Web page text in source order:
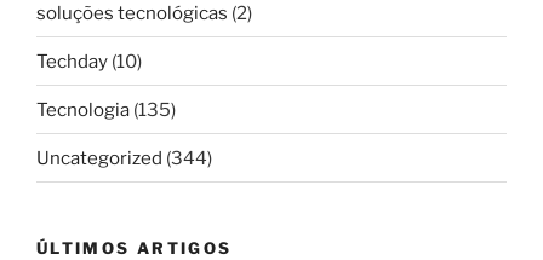
soluções tecnológicas (2)
Techday (10)
Tecnologia (135)
Uncategorized (344)
ÚLTIMOS ARTIGOS